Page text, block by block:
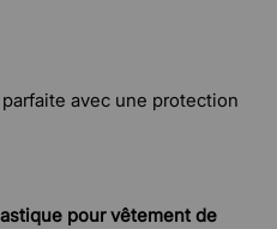
avec une protection
pour vêtement de